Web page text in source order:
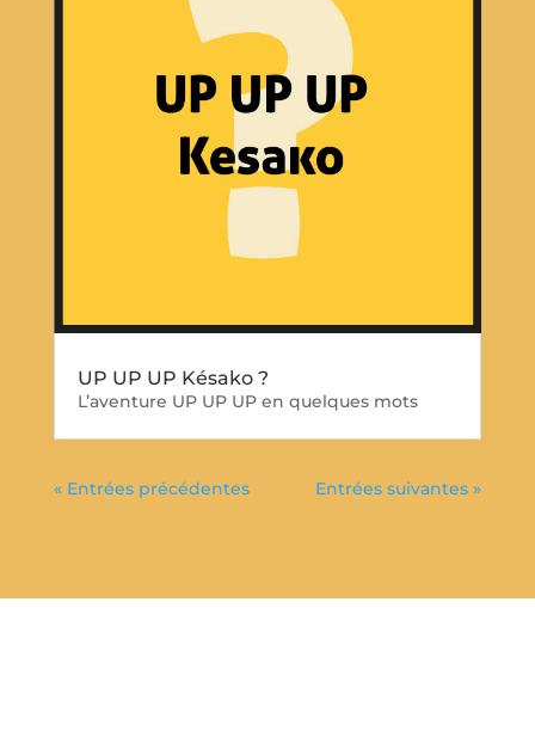
UP UP UP Késako ?
L’aventure UP UP UP en quelques mots
« Entrées précédentes Entrées suivantes »